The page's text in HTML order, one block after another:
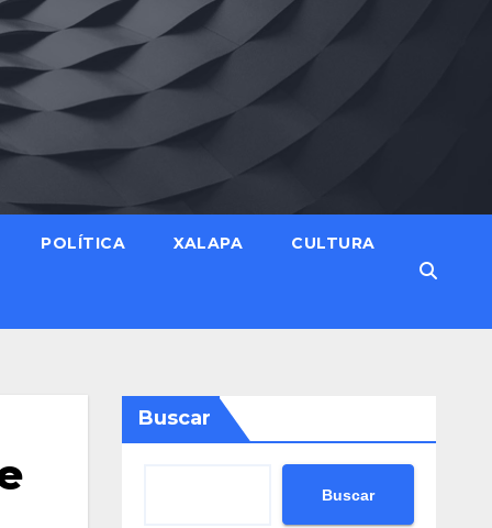
POLÍTICA XALAPA CULTURA
Buscar
Buscar